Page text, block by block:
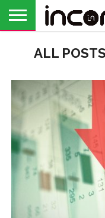
PROFIL DE
ANTREPRENOR
BUSINESS
ANALIZE
OPINII
FINANȚE
PERSONALE
TIMP
LIBER
ALL